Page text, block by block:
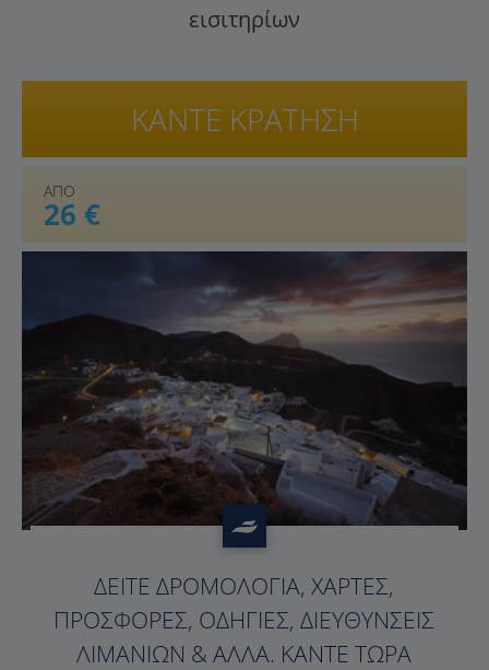
εισιτηρίων
ΑΠΟ
26 €
ΚΑΝΤΕ ΚΡΑΤΗΣΗ
?>
ΔΕΊΤΕ ΔΡΟΜΟΛΌΓΙΑ, ΧΆΡΤΕΣ,
ΠΡΟΣΦΟΡΈΣ, ΟΔΗΓΊΕΣ, ΔΙΕΥΘΎΝΣΕΙΣ
ΛΙΜΑΝΙΏΝ & ΆΛΛΑ. ΚΆΝΤΕ ΤΏΡΑ